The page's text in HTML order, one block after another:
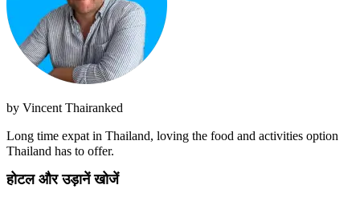
by Vincent Thairanked
Long time expat in Thailand, loving the food and activities option
Thailand has to offer.
होटल और उड़ानें खोजें